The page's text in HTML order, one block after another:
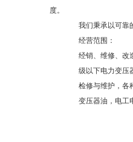
度。
我们秉承以可靠的
经营范围：
经销、维修、改
级以下电力变压
检修与维护，各种
变压器油，电工电